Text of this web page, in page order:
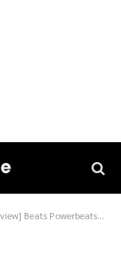
Powerbeats2 Wireless หูฟังไร้สายกับเสียงเบสตึ้บๆ ตามสไตล์ Beats by Dr. Dre